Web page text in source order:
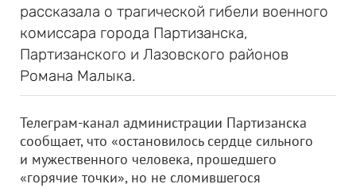
рассказала о трагической гибели военного
комиссара города Партизанска,
Партизанского и Лазовского районов
Романа Малыка.
Телеграм-канал администрации Партизанска
сообщает, что «остановилось сердце сильного
и мужественного человека, прошедшего
«горячие точки», но не сломившегося